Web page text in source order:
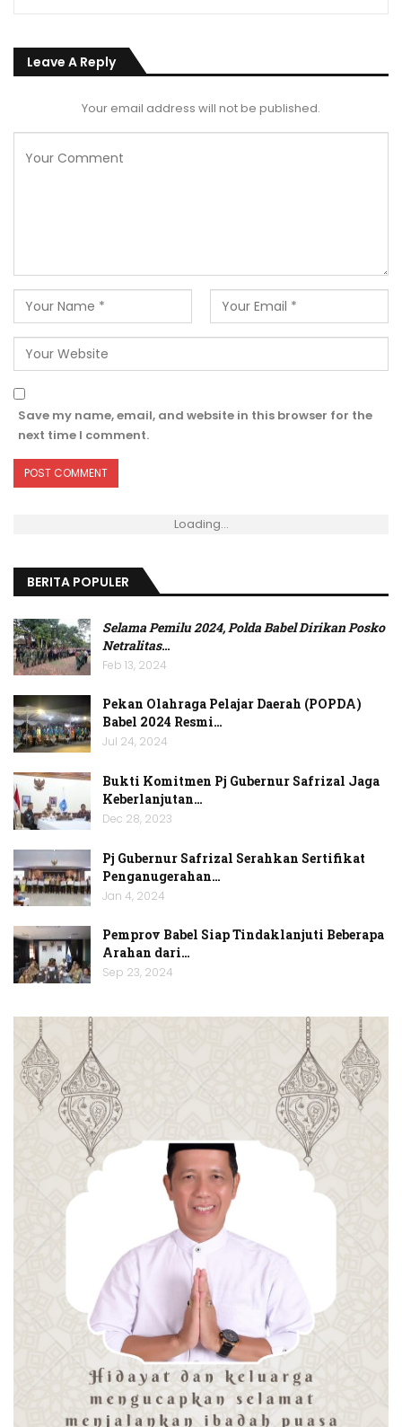
Leave A Reply
Your email address will not be published.
Save my name, email, and website in this browser for the
next time I comment.
Loading...
BERITA POPULER
Selama Pemilu 2024, Polda Babel Dirikan Posko
Netralitas…
Feb 13, 2024
Pekan Olahraga Pelajar Daerah (POPDA)
Babel 2024 Resmi…
Jul 24, 2024
Bukti Komitmen Pj Gubernur Safrizal Jaga
Keberlanjutan…
Dec 28, 2023
Pj Gubernur Safrizal Serahkan Sertifikat
Penganugerahan…
Jan 4, 2024
Pemprov Babel Siap Tindaklanjuti Beberapa
Arahan dari…
Sep 23, 2024